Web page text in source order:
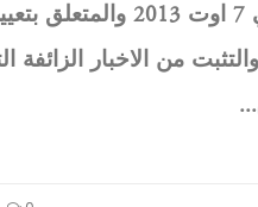
الاسلامي الاعلى بمقتضى الامر عدد 3233 لسنة 2013 المؤرخ في 7 اوت 2013
من الاخبار الزائفة